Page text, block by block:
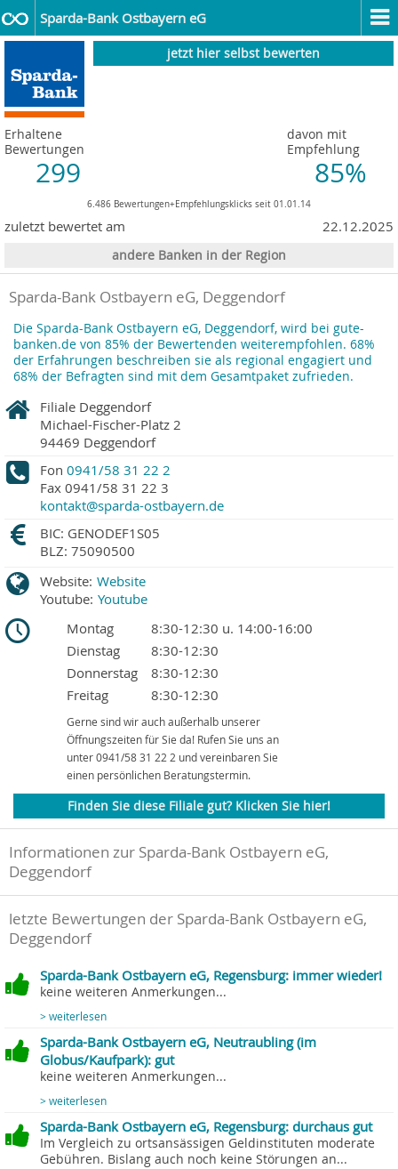
Sparda-Bank Ostbayern eG
jetzt hier selbst bewerten
Erhaltene
Bewertungen
299
davon mit
Empfehlung
85%
6.486 Bewertungen+Empfehlungsklicks seit 01.01.14
zuletzt bewertet am 22.12.2025
andere Banken in der Region
Sparda-Bank Ostbayern eG, Deggendorf
Die Sparda-Bank Ostbayern eG, Deggendorf, wird bei gute-
banken.de von 85% der Bewertenden weiterempfohlen. 68%
der Erfahrungen beschreiben sie als regional engagiert und
68% der Befragten sind mit dem Gesamtpaket zufrieden.
Filiale Deggendorf
Michael-Fischer-Platz 2
94469 Deggendorf
Fon 0941/58 31 22 2
Fax 0941/58 31 22 3
kontakt@sparda-ostbayern.de
BIC: GENODEF1S05
BLZ: 75090500
Website: Website
Youtube: Youtube
Montag
8:30-12:30 u. 14:00-16:00
Dienstag
8:30-12:30
Donnerstag
8:30-12:30
Freitag
8:30-12:30
Gerne sind wir auch außerhalb unserer
Öffnungszeiten für Sie da! Rufen Sie uns an
unter 0941/58 31 22 2 und vereinbaren Sie
einen persönlichen Beratungstermin.
Finden Sie diese Filiale gut? Klicken Sie hier!
Informationen zur Sparda-Bank Ostbayern eG,
Deggendorf
letzte Bewertungen der Sparda-Bank Ostbayern eG,
Deggendorf
Sparda-Bank Ostbayern eG, Regensburg: immer wieder!
keine weiteren Anmerkungen...
> weiterlesen
Sparda-Bank Ostbayern eG, Neutraubling (im
Globus/Kaufpark): gut
keine weiteren Anmerkungen...
> weiterlesen
Sparda-Bank Ostbayern eG, Regensburg: durchaus gut
Im Vergleich zu ortsansässigen Geldinstituten moderate
Gebühren. Bislang auch noch keine Störungen an...